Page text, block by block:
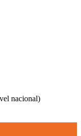
nacional)